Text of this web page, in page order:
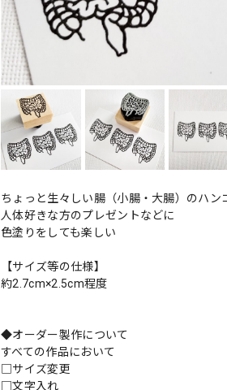
ちょっと生々しい腸（小腸・大腸）のハン
人体好きな方のプレゼントなどに
色塗りをしても楽しい
【サイズ等の仕様】
約2.7cm×2.5cm程度
◆オーダー製作について
すべての作品において
□サイズ変更
□文字入れ